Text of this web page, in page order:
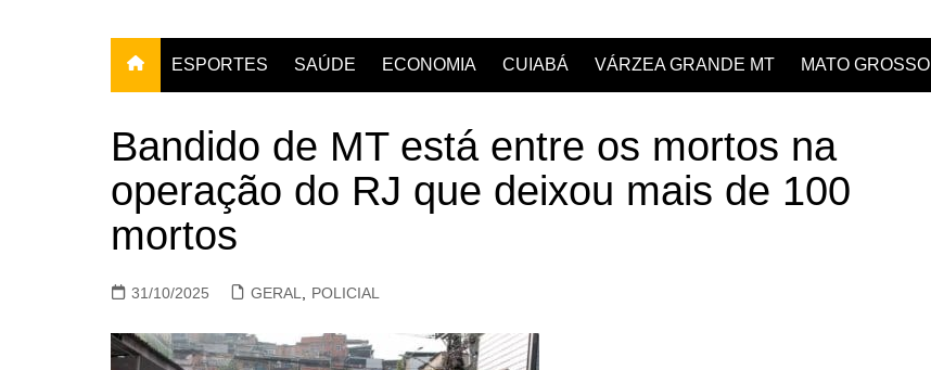
ESPORTES SAÚDE ECONOMIA CUIABÁ VÁRZEA GRANDE MT MATO GROSSO
Bandido de MT está entre os mortos na
operação do RJ que deixou mais de 100
mortos
31/10/2025 GERAL, POLICIAL